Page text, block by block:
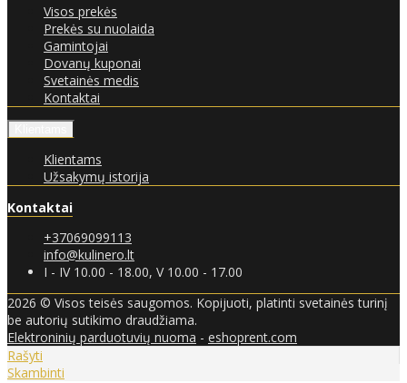
Visos prekės
Prekės su nuolaida
Gamintojai
Dovanų kuponai
Svetainės medis
Kontaktai
Klientams
Užsakymų istorija
Kontaktai
+37069099113
info@kulinero.lt
I - IV 10.00 - 18.00, V 10.00 - 17.00
2026 © Visos teisės saugomos. Kopijuoti, platinti svetainės turinį
be autorių sutikimo draudžiama.
Elektroninių parduotuvių nuoma - eshoprent.com
Rašyti
Skambinti